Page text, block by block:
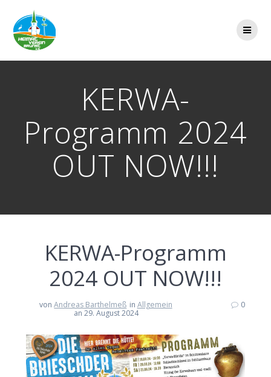
KERWA-
Programm 2024
OUT NOW!!!
KERWA-Programm
2024 OUT NOW!!!
vonAndreas Barthelmeß in Allgemein
an 29. August 2024
0